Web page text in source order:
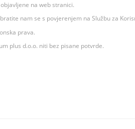
na web stranici.
nam se s povjerenjem na Službu za
prava.
plus d.o.o. niti bez pisane potvrde.